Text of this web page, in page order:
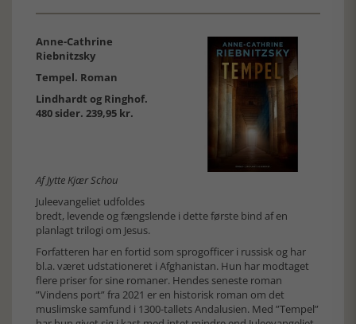
Anne-Cathrine
Riebnitzsky
Tempel. Roman
Lindhardt og Ringhof.
480 sider. 239,95 kr.
Af Jytte Kjær Schou
Juleevangeliet udfoldes
bredt, levende og fængslende i dette første bind af en
planlagt trilogi om Jesus.
Forfatteren har en fortid som sprogofficer i russisk og har
bl.a. været udstationeret i Afghanistan. Hun har modtaget
flere priser for sine romaner. Hendes seneste roman
”Vindens port” fra 2021 er en historisk roman om det
muslimske samfund i 1300-tallets Andalusien. Med ”Tempel”